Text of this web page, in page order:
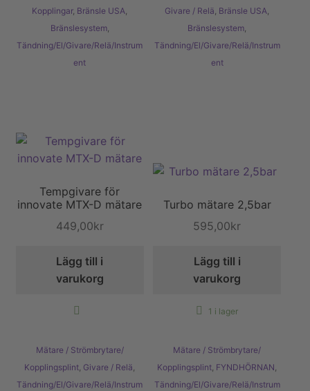
Kopplingar, Bränsle USA
Bränslesystem,
Tändning/El/Givare/Relä/Instrum
ent
Givare / Relä Bränsle USA
Bränslesystem
Tändning/El/Givare/Relä/Instrum
ent
Tempgivare för
innovate MTX-D mätare
449,00kr
Lägg till i
varukorg
Mätare / Strömbrytare/
Kopplingsplint, Givare / Relä,
Tändning/El/Givare/Relä/Instrum
Turbo mätare 2,5bar
595,00kr
Lägg till i
varukorg
1 i lager
Mätare / Strömbrytare/
Kopplingsplint, FYNDHÖRNAN,
Tändning/El/Givare/Relä/Instrum